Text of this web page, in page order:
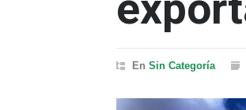
En Sin Categoría